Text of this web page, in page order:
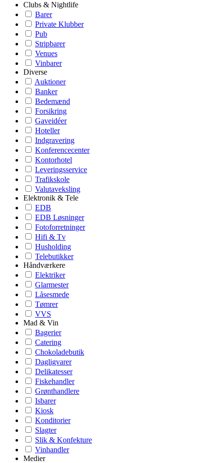
Clubs & Nightlife
Barer
Private Klubber
Pub
Stripbarer
Venues
Vinbarer
Diverse
Auktioner
Banker
Bedemænd
Forsikring
Gaveidéer
Hoteller
Indgravering
Konferencecenter
Kontorhotel
Leveringsservice
Trafikskole
Valutaveksling
Elektronik & Tele
EDB
EDB Løsninger
Fotoforretninger
Hifi & Tv
Husholding
Telebutikker
Håndværkere
Elektriker
Glarmester
Låsesmede
Tømrer
VVS
Mad & Vin
Bagerier
Catering
Chokoladebutik
Dagligvarer
Delikatesser
Fiskehandler
Grønthandlere
Isbarer
Kiosk
Konditorier
Slagter
Slik & Konfekture
Vinhandler
Medier